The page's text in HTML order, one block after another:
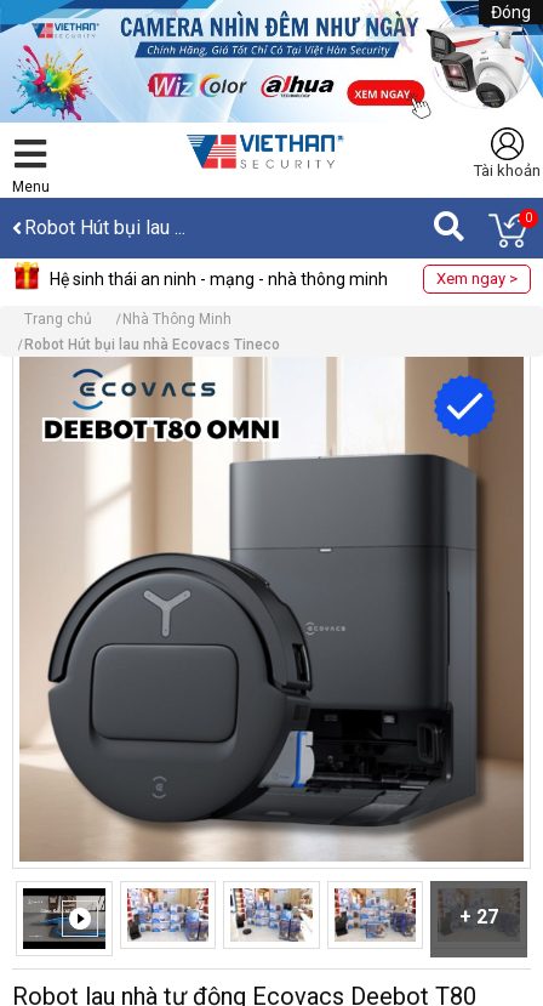
Đóng
Menu
Tài khoản
Robot Hút bụi lau ... 0
Hệ sinh thái an ninh - mạng - nhà thông minh Xem ngay >
Trang chủ
Nhà Thông Minh
Robot Hút bụi lau nhà Ecovacs Tineco
+ 27
Robot lau nhà tự động Ecovacs Deebot T80